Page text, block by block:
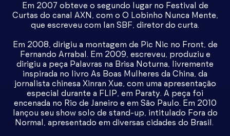
Em 2007 obteve o segundo lugar no Festival de
Curtas do canal AXN, com o O Lobinho Nunca Mente,
que escreveu com Ian SBF, diretor do curta.
Em 2008, dirigiu a montagem de Pic Nic no Front, de
Fernando Arrabal. Em 2009, escreveu, produziu e
dirigiu a peça Palavras na Brisa Noturna, livremente
inspirada no livro As Boas Mulheres da China, da
jornalista chinesa Xinran Xue, com uma apresentação
especial durante a FLIP, em Paraty. A peça foi
encenada no Rio de Janeiro e em São Paulo. Em 2010
lançou seu show solo de stand-up, intitulado Fora do
Normal, apresentado em diversas cidades do Brasil.